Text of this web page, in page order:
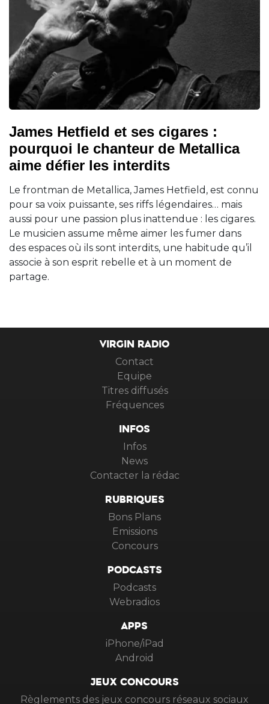
James Hetfield et ses cigares :
pourquoi le chanteur de Metallica
aime défier les interdits
Le frontman de Metallica, James Hetfield, est connu
pour sa voix puissante, ses riffs légendaires… mais
aussi pour une passion plus inattendue : les cigares.
Le musicien assume même aimer les fumer dans
des espaces où ils sont interdits, une habitude qu’il
associe à son esprit rebelle et à un moment de
partage.
VIRGIN RADIO
Contact
Equipe
Titres diffusés
Fréquences
INFOS
Infos
News
Contacter la rédac
RUBRIQUES
Bons Plans
Emissions
Concours
PODCASTS
Podcasts
Webradios
APPS
iPhone/iPad
Android
JEUX CONCOURS
Règlements des jeux concours réseaux sociaux